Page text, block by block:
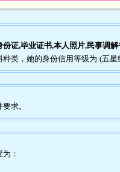
份证,毕业证书,本人照片,民事调
类，她的身份信用等级为:(五星
求。
：